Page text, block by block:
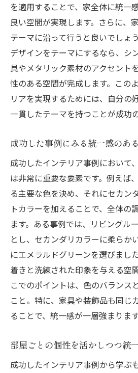
を適用することで、家全体に統一
良い空間が実現します。さらに、
テーマに沿って行うと良いでしょ
デザインをテーマにするなら、シ
具やメタリック素材のアクセント
性のある空間が完成します。この
リアを実現するためには、自分の
一貫したテーマを持つことが成功
成功した事例にみる統一感のあ
成功したインテリア事例において
は非常に重要な要素です。例えば
る主要な色を決め、それにセカン
トカラーを加えることで、全体の
ます。ある事例では、リビングル
とし、セカンダリカラーに柔らか
にエメラルドグリーンを選びまし
着きと洗練された印象を与える空
こでのポイントは、色のバランス
こと。特に、家具や装飾品も同じ
ることで、統一感が一層強まります
部屋ごとの個性を活かしつつ統
成功したインテリア事例から学ぶ